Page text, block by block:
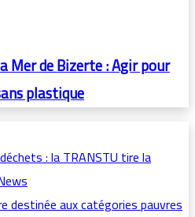
Mer de Bizerte : Agir pour
plastique